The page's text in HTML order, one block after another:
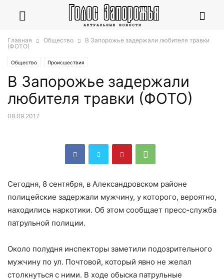
Главная Общество
В Запорожье задержали любителя травки
(ФОТО)
Общество Происшествия
В Запорожье задержали
любителя травки (ФОТО)
08.09.2017
Сегодня, 8 сентября, в Александровском районе
полицейские задержали мужчину, у которого, вероятно,
находились наркотики. Об этом сообщает пресс-служба
патрульной полиции.
Около полудня инспекторы заметили подозрительного
мужчину по ул. Почтовой, который явно не желал
столкнуться с ними. В ходе обыска патрульные